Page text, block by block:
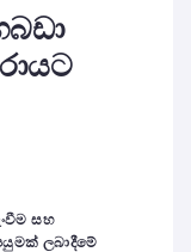
සහ
ලබාදීමේ